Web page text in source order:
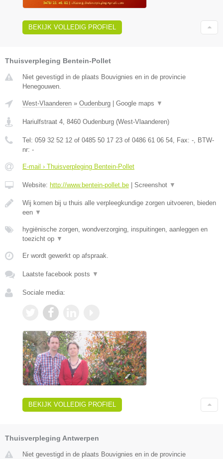
BEKIJK VOLLEDIG PROFIEL
Thuisverpleging Bentein-Pollet
Niet gevestigd in de plaats Bouvignies en in de provincie
Henegouwen.
West-Vlaanderen » Oudenburg Google maps ▼
Hariulfstraat 4, 8460 Oudenburg (West-Vlaanderen)
Tel: 059 32 52 12 of 0485 50 17 23 of 0486 61 06 54, Fax: -, BTW-
nr: -
E-mail › Thuisverpleging Bentein-Pollet
Website: http://www.bentein-pollet.be Screenshot ▼
Wij komen bij u thuis alle verpleegkundige zorgen uitvoeren, bieden
een ▼
hygiënische zorgen, wondverzorging, inspuitingen, aanleggen en
toezicht op ▼
Er wordt gewerkt op afspraak.
Laatste facebook posts ▼
Sociale media:
BEKIJK VOLLEDIG PROFIEL
Thuisverpleging Antwerpen
Niet gevestigd in de plaats Bouvignies en in de provincie